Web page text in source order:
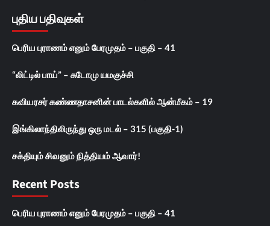
புதிய பதிவுகள்
பெரிய புராணம் எனும் பேரமுதம் – பகுதி – 41
“லிட்டில் பாய்” – சுடோமு யமகுச்சி
கவியரசர் கண்ணதாசனின் பாடல்களில் ஆன்மீகம் – 19
இங்கிலாந்திலிருந்து ஒரு மடல் – 315 (பகுதி-1)
சக்தியும் சிவனும் நித்தியம் ஆவார்!
Recent Posts
பெரிய புராணம் எனும் பேரமுதம் – பகுதி – 41